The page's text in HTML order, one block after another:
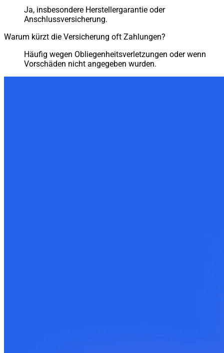
Ja, insbesondere Herstellergarantie oder
Anschlussversicherung.
Warum kürzt die Versicherung oft Zahlungen?
Häufig wegen Obliegenheitsverletzungen oder wenn
Vorschäden nicht angegeben wurden.